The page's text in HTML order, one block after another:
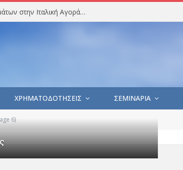
Στατιστική Ανάλυση Εισαγωγών Υποδημάτων στην Ιταλική Αγορά (Ιούλιος 2026)
ΧΡΗΜΑΤΟΔΟΤΗΣΕΙΣ ΣΕΜΙΝΑΡΙΑ
6)